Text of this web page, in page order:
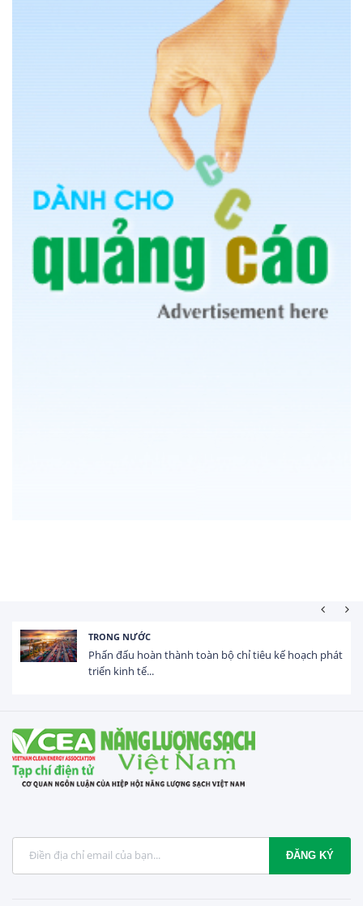
NƯỚC
đấu hoàn thành toàn bộ chỉ tiêu kế hoạch phát
ĐĂNG KÝ